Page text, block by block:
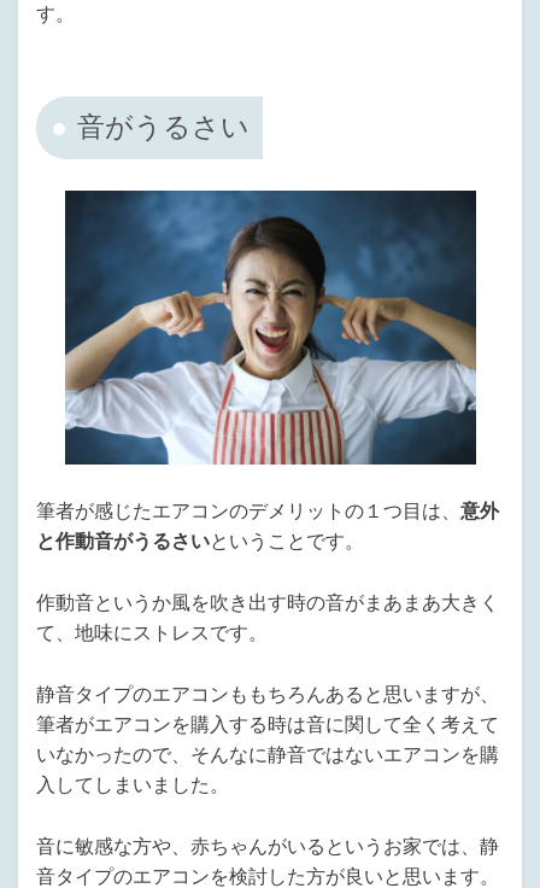
す。
音がうるさい
筆者が感じたエアコンのデメリットの１つ目は、 意外
と作動音がうるさいということです。
作動音というか風を吹き出す時の音がまあまあ大きく
て、地味にストレスです。
静音タイプのエアコンももちろんあると思いますが、
筆者がエアコンを購入する時は音に関して全く考えて
いなかったので、そんなに静音ではないエアコンを購
入してしまいました。
音に敏感な方や、赤ちゃんがいるというお家では、静
音タイプのエアコンを検討した方が良いと思います。